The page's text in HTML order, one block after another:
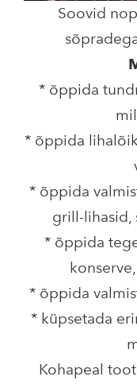
Soovid
* õppida
* õppida
* õppida
grill-lihasid,
* õppida
* õppida
* küpsetada
Kohapeal